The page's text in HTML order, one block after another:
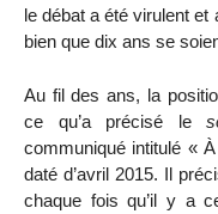
le débat a été virulent et
bien que dix ans se
Au fil des ans, la
ce qu’a précisé le
communiqué intitulé «
daté d’avril 2015. Il
chaque fois qu’il y a